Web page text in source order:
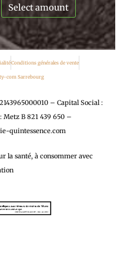
Select amount
Conditions générales de vente
com Sarrebourg
– Capital Social :
Metz B 821 439 650 –
quintessence.com
la santé, à consommer avec